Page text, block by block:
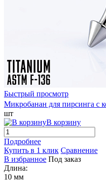
Быстрый просмотр
Микробанан для пирсинга с
шт
В корзину
Подробнее
Купить в 1 клик Сравнение
В избранное Под заказ
Длина:
10 мм